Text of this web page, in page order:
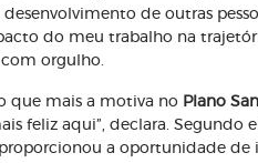
de outras
do meu trabalho na
com orgulho.
que mais a motiva no Plano
feliz aqui”, declara. Segundo
a oportunidade de